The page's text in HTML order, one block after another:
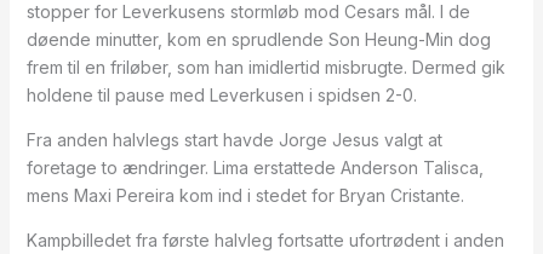
stopper for Leverkusens stormløb mod Cesars mål. I de
døende minutter, kom en sprudlende Son Heung-Min dog
frem til en friløber, som han imidlertid misbrugte. Dermed gik
holdene til pause med Leverkusen i spidsen 2-0.
Fra anden halvlegs start havde Jorge Jesus valgt at
foretage to ændringer. Lima erstattede Anderson Talisca,
mens Maxi Pereira kom ind i stedet for Bryan Cristante.
Kampbilledet fra første halvleg fortsatte ufortrødent i anden